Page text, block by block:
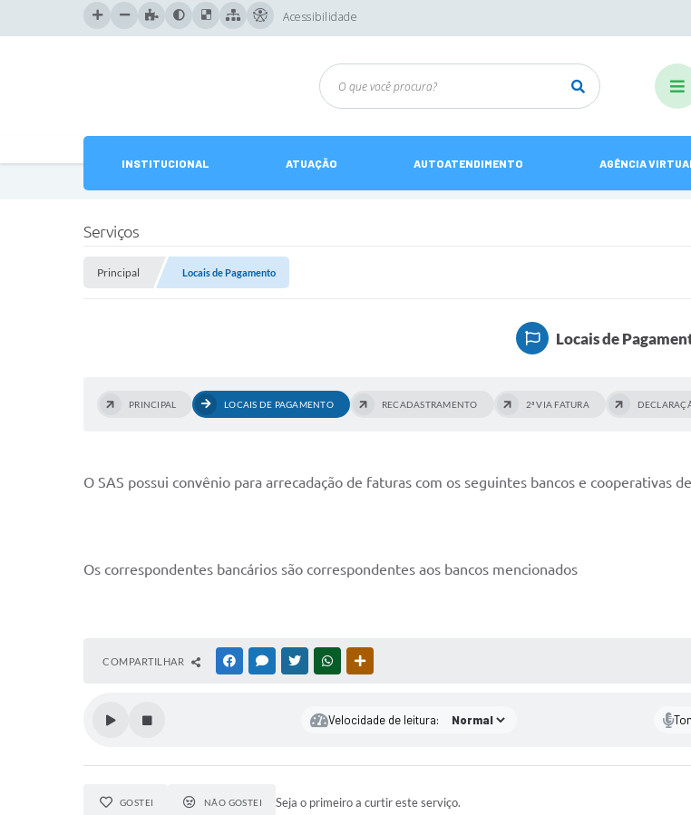
Acessibilidade
INSTITUCIONAL ATUAÇÃO AUTOATENDIMENTO AGÊNCIA
Serviços
Principal Locais de Pagamento
Locais de
PRINCIPAL LOCAIS DE PAGAMENTO RECADASTRAMENTO 2ª VIA FATURA
O SAS possui convênio para arrecadação de faturas com os seguintes bancos e cooperativas
Os correspondentes bancários são correspondentes aos bancos mencionados
COMPARTILHAR FACEBOOKMESSENGER
TWITTERWHATSAPP
Velocidade de leitura:
GOSTEI NÃO GOSTEI Seja o primeiro a curtir este serviço.